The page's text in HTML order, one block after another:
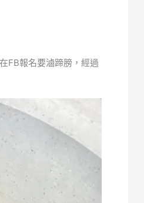
FB報名要滷蹄膀，經過